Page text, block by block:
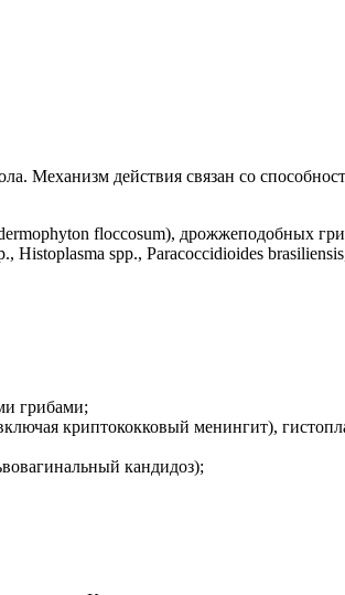
Механизм действия связан со
floccosum), дрожжеподобных
spp., Paracoccidioides
грибами;
криптококковый менингит),
кандидоз);